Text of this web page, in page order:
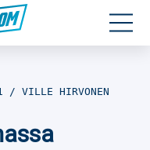
VILLE HIRVONEN